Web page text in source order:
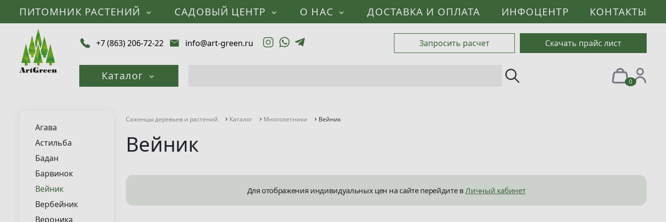
ПИТОМНИК РАСТЕНИЙ САДОВЫЙ ЦЕНТР О НАС ДОСТАВКА И ОПЛАТА ИНФОЦЕНТР КОНТАКТЫ
+7 (863) 206-72-22 info@art-green.ru Запросить расчет Скачать прайс лист
Каталог 0
Агава
Астильба
Бадан
Барвинок
Вейник
Вербейник
Вероника
Саженцы деревьев и растений Каталог Многолетники Вейник
Вейник
Для отображения индивидуальных цен на сайте перейдите вЛичный кабинет